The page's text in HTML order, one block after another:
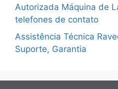
Autorizada Máquina de
telefones de contato
Assistência Técnica
Suporte, Garantia